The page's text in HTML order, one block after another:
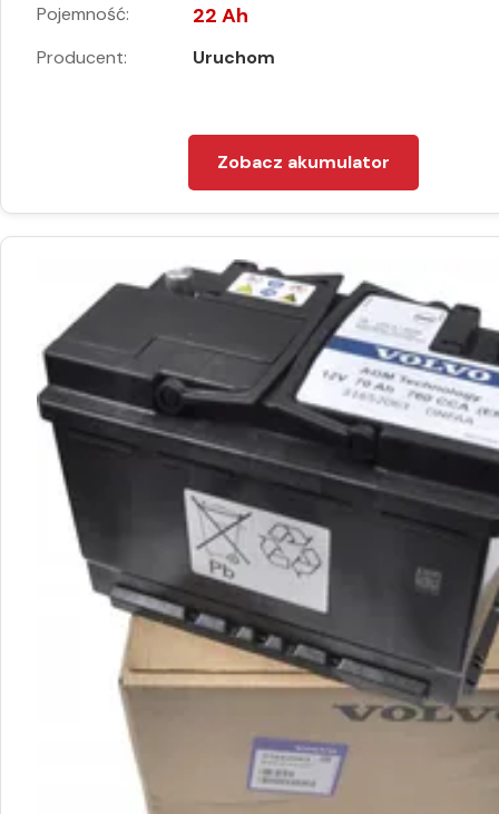
Pojemność: 22 Ah
Producent: Uruchom
Zobacz akumulator